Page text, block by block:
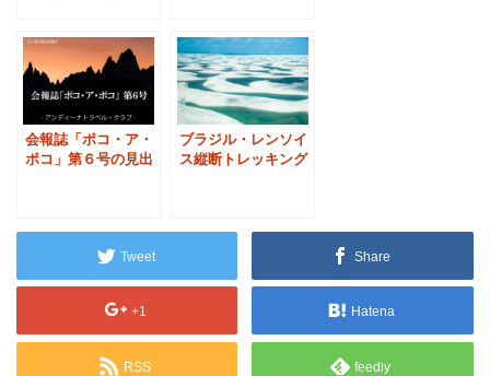
会報誌「ポコ・ア・
ポコ」第６号の見出
ブラジル・レンソイ
ス縦断トレッキング
Tweet Share
+1 Hatena
RSS feedly